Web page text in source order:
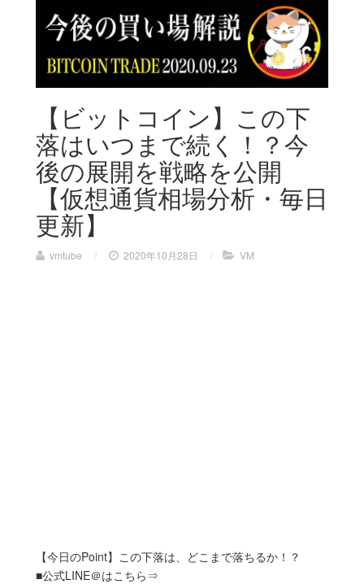
【ビットコイン】この下
落はいつまで続く！？今
後の展開を戦略を公開
【仮想通貨相場分析・毎日
更新】
vmtube / 2020年10月28日 / VM
【今日のPoint】この下落は、どこまで落ちるか！？
■公式LINE＠はこちら⇒